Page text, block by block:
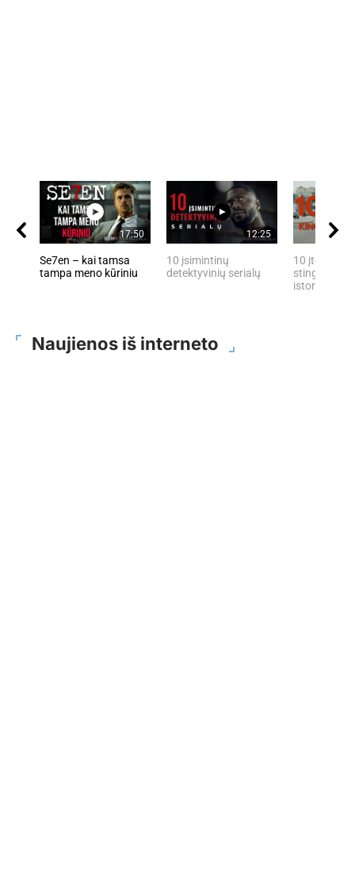
17:50
Se7en – kai tamsa
tampa meno kūriniu
12:25
10 įsimintinų
detektyvinių serialų
10 įtemptų,
stingdančių
istorijų
Naujienos iš interneto